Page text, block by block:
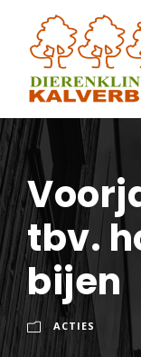
tbv.
bijen
ACTIES